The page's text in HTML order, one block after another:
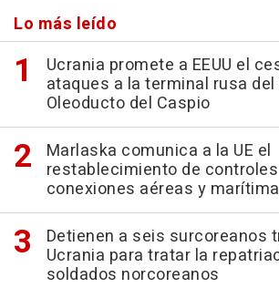
Lo más leído
Ucrania promete a EEUU el
ataques a la terminal rusa
Oleoducto del Caspio
Marlaska comunica a la UE el
restablecimiento de
conexiones aéreas y
Detienen a seis surcoreanos
Ucrania para tratar la
soldados norcoreanos